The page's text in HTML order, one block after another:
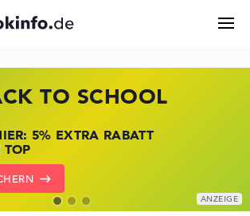
Kaufberatung
TO SCHOOL
5% EXTRA RABATT
SSV DEALS
NOTEBOOKS BEI HP
DEALS
LENOVO JETZT
ZEIGEN